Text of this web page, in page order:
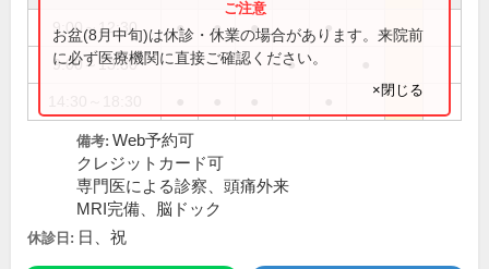
9:00～12:30 ● ● ● ●
9:00～13:30 ●
お盆(8月中旬)は休診・休業の場合があります。来院前
に必ず医療機関に直接ご確認ください。
×閉じる
備考: Web予約可
クレジットカード可
専門医による診察、頭痛外来
MRI完備、脳ドック
休診日: 日、祝